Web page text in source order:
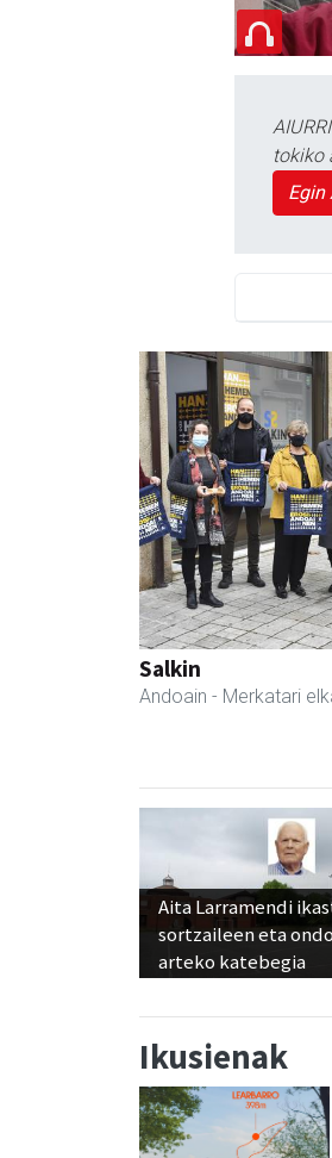
tokiko
Egin
Salkin
Andoain - Merkatari
Aita Larramendi
sortzaileen eta
arteko katebegia
Ikusienak